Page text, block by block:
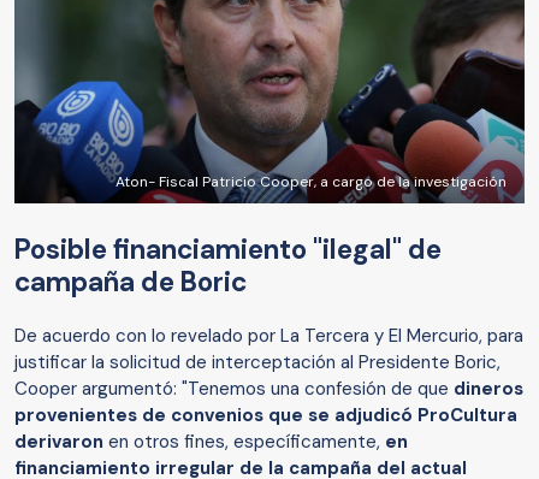
Aton- Fiscal Patricio Cooper, a cargo de la investigación
Posible financiamiento "ilegal" de
campaña de Boric
De acuerdo con lo revelado por La Tercera y El Mercurio, para
justificar la solicitud de interceptación al Presidente Boric,
Cooper argumentó: "Tenemos una confesión de que dineros
provenientes de convenios que se adjudicó ProCultura
derivaron en otros fines, específicamente, en
financiamiento irregular de la campaña del actual